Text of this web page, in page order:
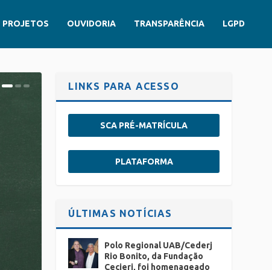
PROJETOS OUVIDORIA TRANSPARÊNCIA LGPD
LINKS PARA ACESSO
SCA PRÉ-MATRÍCULA
PLATAFORMA
ÚLTIMAS NOTÍCIAS
Polo Regional UAB/Cederj
Rio Bonito, da Fundação
Cecierj, foi homenageado